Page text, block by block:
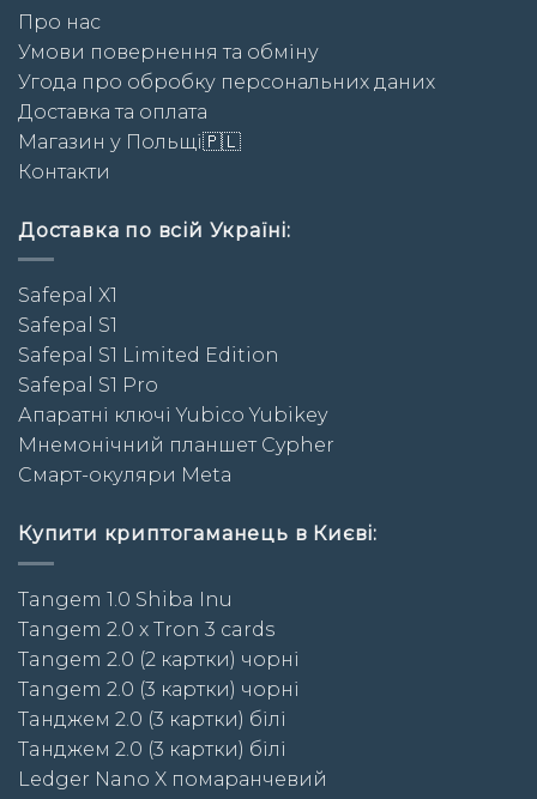
Про нас
Умови повернення та обміну
Угода про обробку персональних даних
Доставка та оплата
Магазин у Польщі🇵🇱
Контакти
Доставка по всій Україні:
Safepal X1
Safepal S1
Safepal S1 Limited Edition
Safepal S1 Pro
Апаратні ключі Yubico Yubikey
Мнемонічний планшет Cypher
Смарт-окуляри Meta
Купити криптогаманець в Києві:
Tangem 1.0 Shiba Inu
Tangem 2.0 x Tron 3 cards
Tangem 2.0 (2 картки) чорні
Tangem 2.0 (3 картки) чорні
Taнджем 2.0 (3 картки) білі
Taнджем 2.0 (3 картки) білі
Ledger Nano X помаранчевий